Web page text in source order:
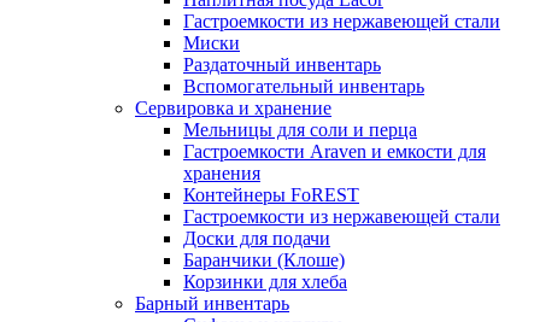
Гастроемкости из нержавеющей стали
Миски
Раздаточный инвентарь
Вспомогательный инвентарь
Сервировка и хранение
Мельницы для соли и перца
Гастроемкости Araven и емкости для
хранения
Контейнеры FoREST
Гастроемкости из нержавеющей стали
Доски для подачи
Баранчики (Клоше)
Корзинки для хлеба
Барный инвентарь